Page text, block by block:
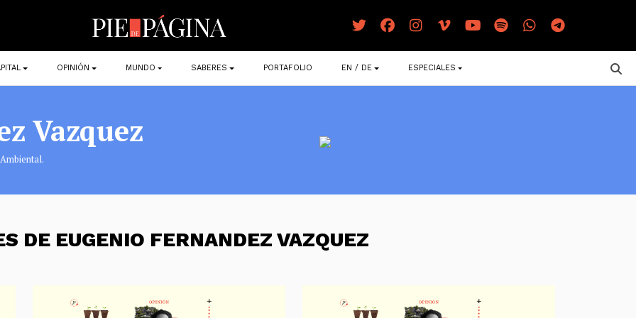
OPINIÓN MUNDO SABERES PORTAFOLIO EN / DE ESPECIALES
Vazquez
DE EUGENIO FERNANDEZ VAZQUEZ